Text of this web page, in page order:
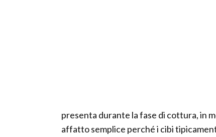
presenta durante la fase di cottura, in
affatto semplice perché i cibi